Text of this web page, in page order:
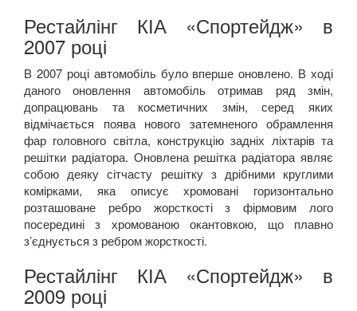
Рестайлінг КІА «Спортейдж» в
2007 році
В 2007 році автомобіль було вперше оновлено. В ході
даного оновлення автомобіль отримав ряд змін,
допрацювань та косметичних змін, серед яких
відмічається поява нового затемненого обрамлення
фар головного світла, конструкцію задніх ліхтарів та
решітки радіатора. Оновлена решітка радіатора являє
собою деяку сітчасту решітку з дрібними круглими
комірками, яка описує хромовані горизонтально
розташоване ребро жорсткості з фірмовим лого
посередині з хромованою окантовкою, що плавно
з’єднується з ребром жорсткості.
Рестайлінг КІА «Спортейдж» в
2009 році